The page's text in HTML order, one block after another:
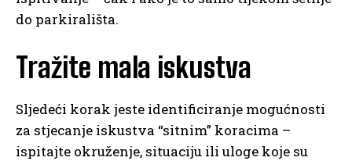
do parkirališta.
Tražite mala iskustva
Sljedeći korak jeste identificiranje mogućnosti
za stjecanje iskustva “sitnim” koracima –
ispitajte okruženje, situaciju ili uloge koje su